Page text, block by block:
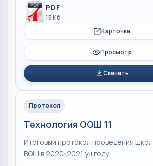
PDF
15 Кб
Карточка
Просмотр
Скачать
Протокол
Технология ООШ 11
Итоговый протокол проведения
ВОШ в 2020-2021 уч.году